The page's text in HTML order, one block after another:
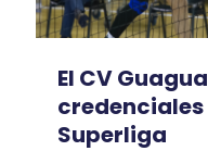
El CV
Superliga